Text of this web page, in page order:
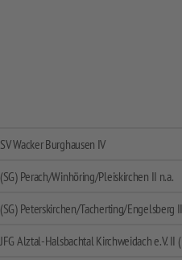
SV Wacker Burghausen IV
(SG) Perach/Winhöring/Pleiskirchen II n.a.
(SG) Peterskirchen/Tacherting/Engelsberg
JFG Alztal-Halsbachtal Kirchweidach e.V. II